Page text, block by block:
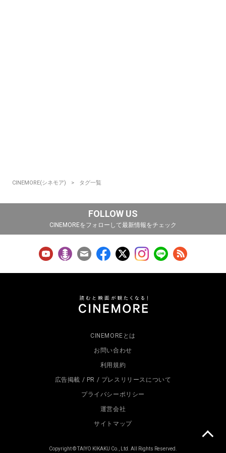
CINEMORE(シネモア) タグ一覧
FOLLOW US
CINEMOREをフォローして最新情報をチェック
CINEMOREとは
お問い合わせ
利用規約
広告掲載 / PR / プレスリリースについて
プライバシーポリシー
運営会社
サイトマップ
Copyright © TAIYO KIKAKU Co., Ltd. All Rights Reserved.